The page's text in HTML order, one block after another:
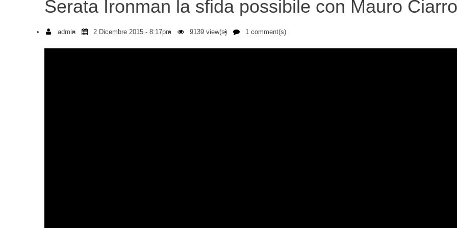
Serata Ironman la sfida possibile con Mauro
admin 2 Dicembre 2015 - 8:17pm 9139 view(s) 1 comment(s)